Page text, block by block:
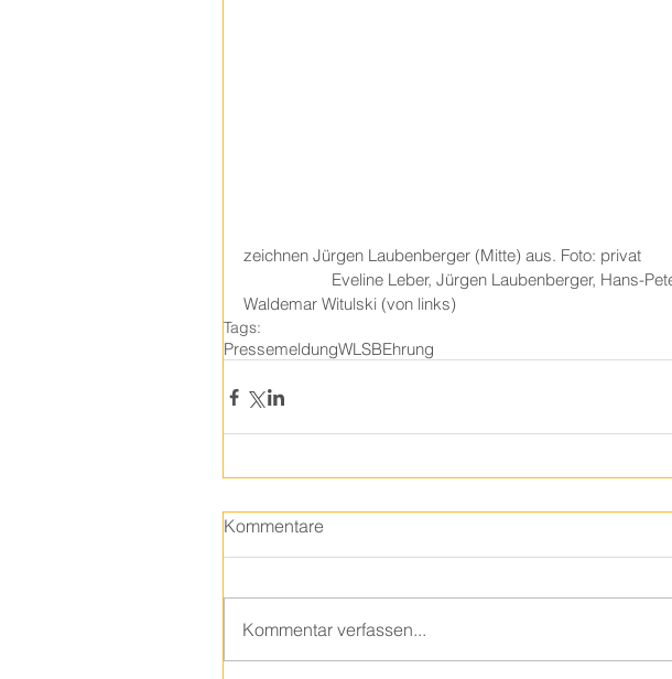
zeichnen Jürgen Laubenberger (Mitte) aus. Foto: privat
Waldemar Witulski (von links)
Tags:
PressemeldungWLSBEhrung
Kommentare
Kommentar verfassen...